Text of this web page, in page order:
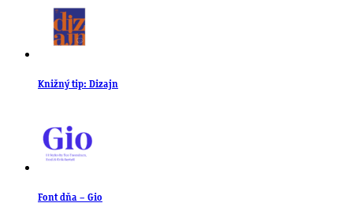
Knižný tip: Dizajn
Font dňa – Gio